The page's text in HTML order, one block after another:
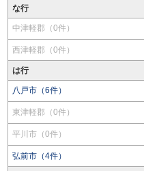
な行
中津軽郡（0件）
西津軽郡（0件）
は行
八戸市（6件）
東津軽郡（0件）
平川市（0件）
弘前市（4件）